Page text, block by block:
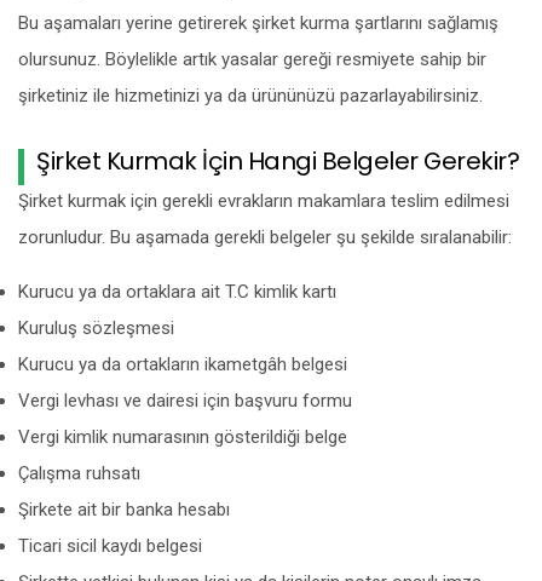
Bu aşamaları yerine getirerek şirket kurma şartlarını sağlamış
olursunuz. Böylelikle artık yasalar gereği resmiyete sahip bir
şirketiniz ile hizmetinizi ya da ürününüzü pazarlayabilirsiniz.
Şirket Kurmak İçin Hangi Belgeler Gerekir?
Şirket kurmak için gerekli evrakların makamlara teslim edilmesi
zorunludur. Bu aşamada gerekli belgeler şu şekilde sıralanabilir:
Kurucu ya da ortaklara ait T.C kimlik kartı
Kuruluş sözleşmesi
Kurucu ya da ortakların ikametgâh belgesi
Vergi levhası ve dairesi için başvuru formu
Vergi kimlik numarasının gösterildiği belge
Çalışma ruhsatı
Şirkete ait bir banka hesabı
Ticari sicil kaydı belgesi